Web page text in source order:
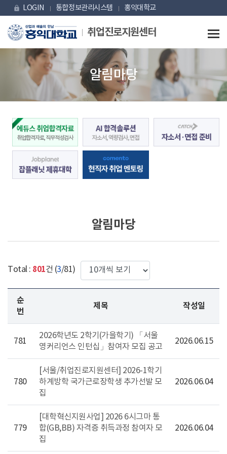
Skip Menu
lock LOGIN 통합정보관리시스템 홍익대학교
취업진로지원센터
알림마당
알림마당
Total : 801건 (3/81) 한번에 보여질 게시물 갯수
순
번
제목 작성일
781
2026학년도 2학기(가을학기) 「서울
영커리언스 인턴십」참여자 모집 공고
2026.06.15
780
[서울/취업진로지원센터] 2026-1학기
하계방학 국가근로장학생 추가선발 모
집
2026.06.04
779
[대학혁신지원사업] 2026 6시그마 통
합(GB,BB) 자격증 취득과정 참여자 모
집
2026.06.04